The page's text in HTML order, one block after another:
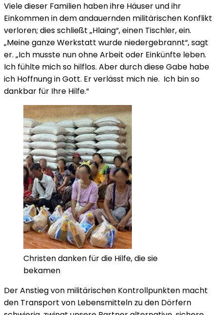
Viele dieser Familien haben ihre Häuser und ihr
Einkommen in dem andauernden militärischen Konflikt
verloren; dies schließt „Hlaing“, einen Tischler, ein.
„Meine ganze Werkstatt wurde niedergebrannt“, sagt
er. „Ich musste nun ohne Arbeit oder Einkünfte leben.
Ich fühlte mich so hilflos. Aber durch diese Gabe habe
ich Hoffnung in Gott. Er verlässt mich nie. Ich bin so
dankbar für Ihre Hilfe.“
Christen danken für die Hilfe, die sie
bekamen
Der Anstieg von militärischen Kontrollpunkten macht
den Transport von Lebensmitteln zu den Dörfern